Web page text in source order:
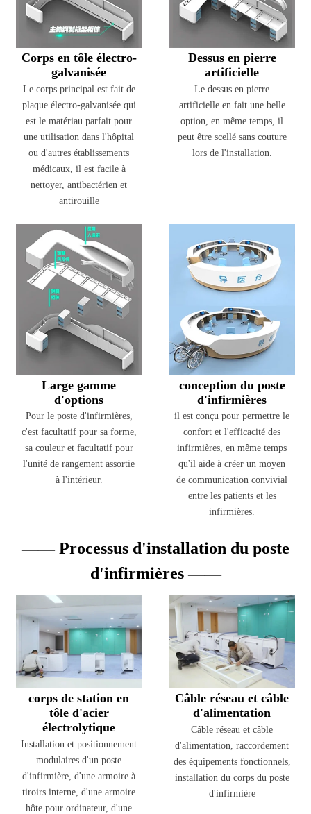
Corps en tôle électro-
galvanisée
Le corps principal est fait de
plaque électro-galvanisée qui
est le matériau parfait pour
une utilisation dans l'hôpital
ou d'autres établissements
médicaux, il est facile à
nettoyer, antibactérien et
antirouille
Dessus en pierre
artificielle
Le dessus en pierre
artificielle en fait une belle
option, en même temps, il
peut être scellé sans couture
lors de l'installation.
Large gamme
d'options
Pour le poste d'infirmières,
c'est facultatif pour sa forme,
sa couleur et facultatif pour
l'unité de rangement assortie
à l'intérieur.
conception du poste
d'infirmières
il est conçu pour permettre le
confort et l'efficacité des
infirmières, en même temps
qu'il aide à créer un moyen
de communication convivial
entre les patients et les
infirmières.
—— Processus d'installation du poste
d'infirmières ——
corps de station en
tôle d'acier
électrolytique
Installation et positionnement
modulaires d'un poste
d'infirmière, d'une armoire à
tiroirs interne, d'une armoire
hôte pour ordinateur, d'une
Câble réseau et câble
d'alimentation
Câble réseau et câble
d'alimentation, raccordement
des équipements fonctionnels,
installation du corps du poste
d'infirmière
Oui, nous offrons une garantie de satisfaction à 100 % sur tous les
articles. Nous pouvons donner la garantie 5 ans.
Q10 : Pouvez-vous faire de la personnalisation ?
Nous disposons d’un outil de développement puissant pour
cartographier les capacités personnalisées.